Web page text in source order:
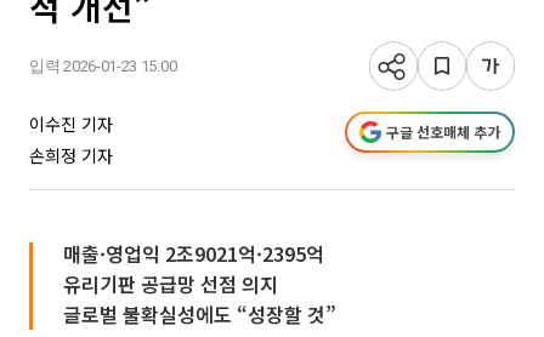
입력 2026-01-23 15:00
이수진 기자
손희정 기자
구글 선호매체 추가
매출·영업익 2조9021억·2395억
유리기판 공급망 선점 의지
글로벌 불확실성에도 “성장할 것”